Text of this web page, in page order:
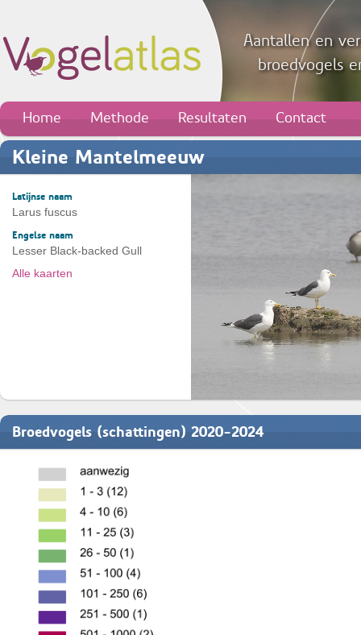
Aantallen en
broedvogels
Home Methode Resultaten Contact
Kleine Mantelmeeuw
Latijnse naam
Larus fuscus
Engelse naam
Lesser Black-backed Gull
Alle kaarten
Broedvogels (schattingen) 2020-2024